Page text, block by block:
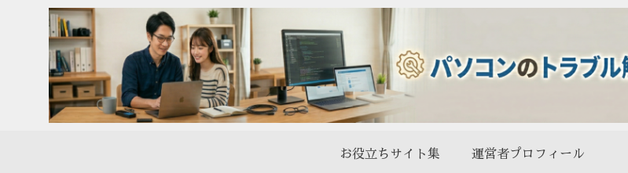
お役立ちサイト集 運営者プロフィール